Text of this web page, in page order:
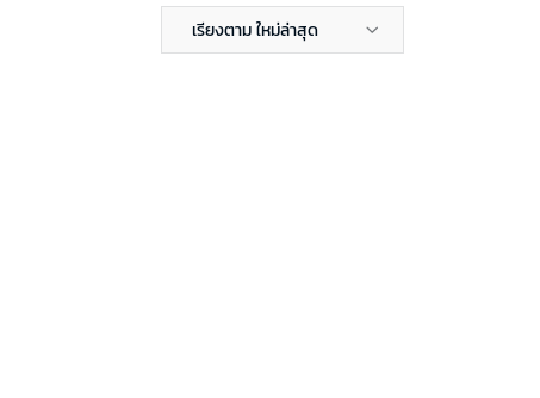
เรียงตาม ใหม่ล่าสุด